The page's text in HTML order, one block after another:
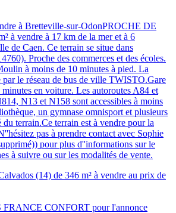
à Bretteville-sur-OdonPROCHE DE
à vendre à 17 km de la mer et à 6
de Caen. Ce terrain se situe dans
Proche des commerces et des écoles.
à moins de 10 minutes à pied. La
par le réseau de bus de ville TWISTO.Gare
en voiture. Les autoroutes A84 et
N13 et N158 sont accessibles à moins
un gymnase omnisport et plusieurs
terrain.Ce terrain est à vendre pour la
pas à prendre contact avec Sophie
pour plus d''informations sur le
à suivre ou sur les modalités de vente.